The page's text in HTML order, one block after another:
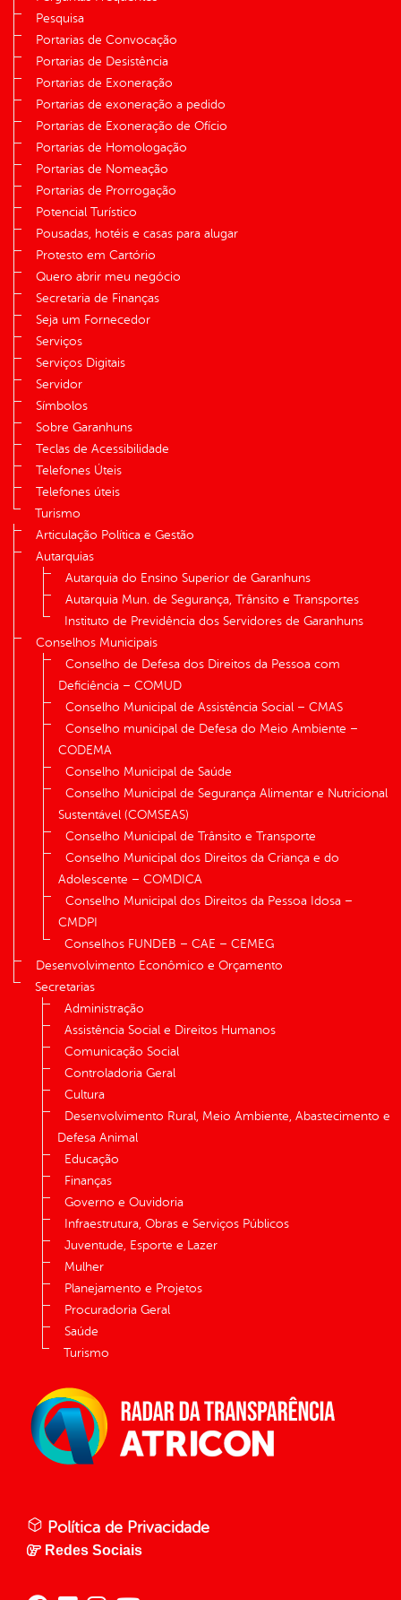
Pesquisa
Portarias de Convocação
Portarias de Desistência
Portarias de Exoneração
Portarias de exoneração a pedido
Portarias de Exoneração de Ofício
Portarias de Homologação
Portarias de Nomeação
Portarias de Prorrogação
Potencial Turístico
Pousadas, hotéis e casas para alugar
Protesto em Cartório
Quero abrir meu negócio
Secretaria de Finanças
Seja um Fornecedor
Serviços
Serviços Digitais
Servidor
Símbolos
Sobre Garanhuns
Teclas de Acessibilidade
Telefones Úteis
Telefones úteis
Turismo
Articulação Política e Gestão
Autarquias
Autarquia do Ensino Superior de Garanhuns
Autarquia Mun. de Segurança, Trânsito e Transportes
Instituto de Previdência dos Servidores de Garanhuns
Conselhos Municipais
Conselho de Defesa dos Direitos da Pessoa com
Deficiência – COMUD
Conselho Municipal de Assistência Social – CMAS
Conselho municipal de Defesa do Meio Ambiente –
CODEMA
Conselho Municipal de Saúde
Conselho Municipal de Segurança Alimentar e Nutricional
Sustentável (COMSEAS)
Conselho Municipal de Trânsito e Transporte
Conselho Municipal dos Direitos da Criança e do
Adolescente – COMDICA
Conselho Municipal dos Direitos da Pessoa Idosa –
CMDPI
Conselhos FUNDEB – CAE – CEMEG
Desenvolvimento Econômico e Orçamento
Secretarias
Administração
Assistência Social e Direitos Humanos
Comunicação Social
Controladoria Geral
Cultura
Desenvolvimento Rural, Meio Ambiente, Abastecimento e
Defesa Animal
Educação
Finanças
Governo e Ouvidoria
Infraestrutura, Obras e Serviços Públicos
Juventude, Esporte e Lazer
Mulher
Planejamento e Projetos
Procuradoria Geral
Saúde
Turismo
Política de Privacidade
Redes Sociais